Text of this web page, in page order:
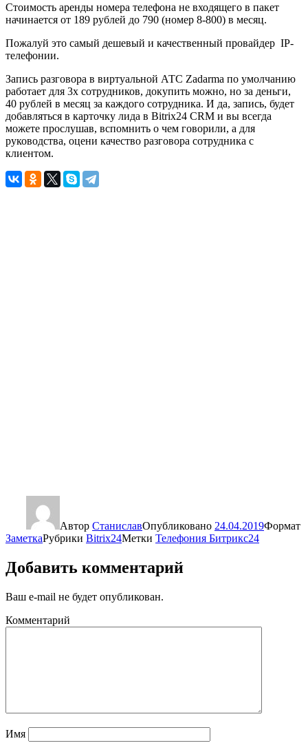
Стоимость аренды номера телефона не входящего в пакет
начинается от 189 рублей до 790 (номер 8-800) в месяц.
Пожалуй это самый дешевый и качественный провайдер IP-
телефонии.
Запись разговора в виртуальной АТС Zadarma по умолчанию
работает для 3х сотрудников, докупить можно, но за деньги,
40 рублей в месяц за каждого сотрудника. И да, запись, будет
добавляться в карточку лида в Bitrix24 CRM и вы всегда
можете прослушав, вспомнить о чем говорили, а для
руководства, оцени качество разговора сотрудника с
клиентом.
Автор СтаниславОпубликовано 24.04.2019Формат
ЗаметкаРубрики Bitrix24Метки Телефония Битрикс24
Добавить комментарий
Ваш e-mail не будет опубликован.
Комментарий
Имя